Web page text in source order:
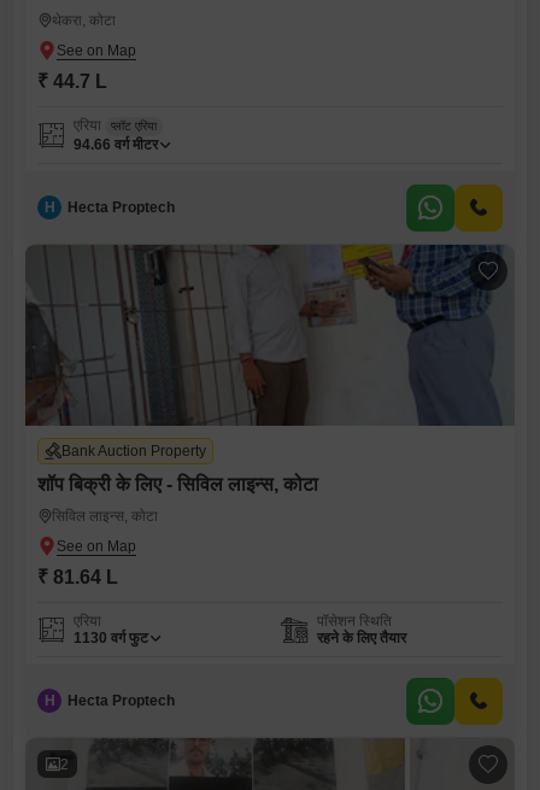
थेकरा, कोटा
₹ 44.7 L
एरिया प्लॉट एरिया
94.66 वर्ग मीटर
H Hecta Proptech
Bank Auction Property
शॉप बिक्री के लिए - सिविल लाइन्स, कोटा
सिविल लाइन्स, कोटा
₹ 81.64 L
एरिया
1130 वर्ग फुट
पॉसेशन स्थिति
रहने के लिए तैयार
H Hecta Proptech
2